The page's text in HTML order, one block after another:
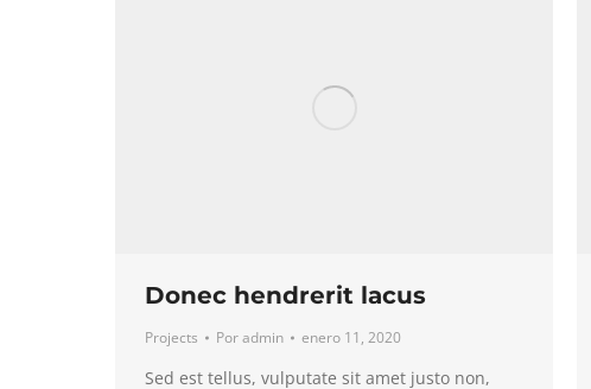
Donec hendrerit lacus
Projects Poradmin enero 11, 2020
Sed est tellus, vulputate sit amet justo non,